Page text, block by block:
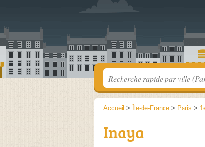
Accueil > Île-de-France > Paris >
Inaya